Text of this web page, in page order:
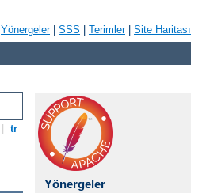
Yönergeler| SSS Terimler| Site Haritası
tr
Yönergeler